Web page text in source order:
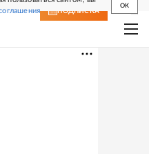
OK
ПОДПИСКА